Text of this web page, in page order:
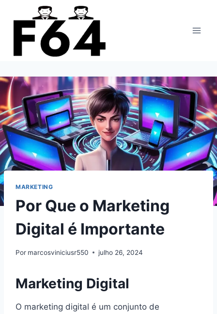
para
MARKETING
Por Que o Marketing
Digital é Importante
Por marcosviniciusr550 julho 26, 2024
Marketing Digital
O marketing digital é um conjunto de